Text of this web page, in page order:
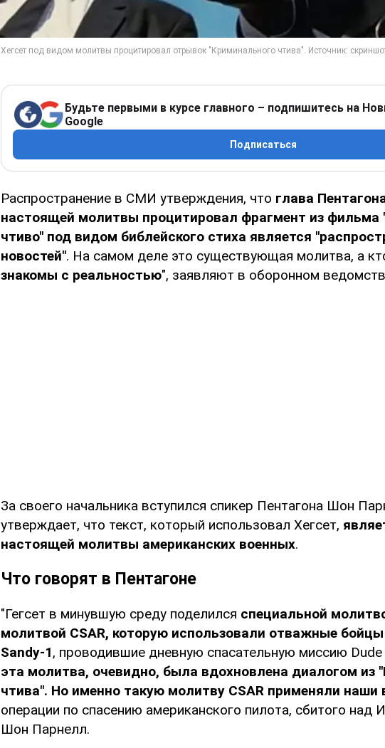
Будьте первыми в курсе главного – подпишитесь на
Google
Подписаться
Распространение в СМИ утверждения, что глава
настоящей молитвы процитировал фрагмент из фильма
чтиво" под видом библейского стиха является
новостей". На самом деле это существующая молитва, а
знакомы с реальностью", заявляют в оборонном
За своего начальника вступился спикер Пентагона Шон
утверждает, что текст, который использовал Хегсет,
настоящей молитвы американских военных.
Что говорят в Пентагоне
"Гегсет в минувшую среду поделился специальной
молитвой CSAR, которую использовали отважные
Sandy-1, проводившие дневную спасательную миссию
эта молитва, очевидно, была вдохновлена диалогом из
чтива". Но именно такую молитву CSAR применяли наши
операции по спасению американского пилота, сбитого над
Шон Парнелл.